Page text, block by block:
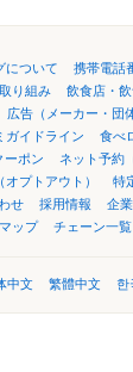
について
携帯電話
り組み
飲食店・
広告（メーカー・団
ガイドライン
食べ
ーポン
ネット予約
プトアウト）
特
せ 採用情報 企
ップ
チェーン一覧
中文 繁體中文 한